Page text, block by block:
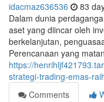
idacmaz636536 83
Dalam dunia
aset yang diincar oleh
berkelanjutan,
Perencanaan yang
https://
strategi-trading-emas-
Comments